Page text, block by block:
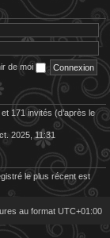
de moi
171 invités (d’après le
2025, 11:31
le plus récent est
au format UTC+01:00